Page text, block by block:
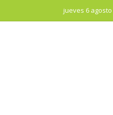
jueves 6 agosto